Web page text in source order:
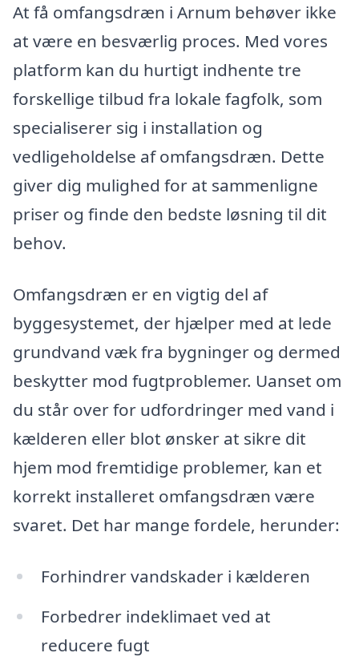
At få omfangsdræn i Arnum behøver ikke
at være en besværlig proces. Med vores
platform kan du hurtigt indhente tre
forskellige tilbud fra lokale fagfolk, som
specialiserer sig i installation og
vedligeholdelse af omfangsdræn. Dette
giver dig mulighed for at sammenligne
priser og finde den bedste løsning til dit
behov.
Omfangsdræn er en vigtig del af
byggesystemet, der hjælper med at lede
grundvand væk fra bygninger og dermed
beskytter mod fugtproblemer. Uanset om
du står over for udfordringer med vand i
kælderen eller blot ønsker at sikre dit
hjem mod fremtidige problemer, kan et
korrekt installeret omfangsdræn være
svaret. Det har mange fordele, herunder:
Forhindrer vandskader i kælderen
Forbedrer indeklimaet ved at
reducere fugt